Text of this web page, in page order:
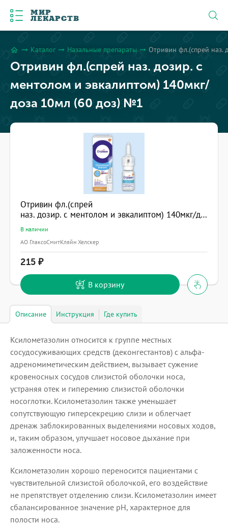
МИР
ЛЕКАРСТВ
home arrow_right_alt Каталог arrow_right_alt Назальные препараты arrow_right_alt Отривин фл.(спрей наз.
Отривин фл.(спрей наз. дозир. с
ментолом и эвкалиптом) 140мкг/
доза 10мл (60 доз) №1
Отривин фл.(спрей
наз. дозир. с ментолом и эвкалиптом) 140мкг/доза 10мл (60 доз) №1
В наличии
АО ГлаксоСмитКляйн Хелскер
215
В корзину
Описание Инструкция Где купить
Ксилометазолин относится к группе местных
сосудосуживающих средств (деконгестантов) с альфа-
адреномиметическим действием, вызывает сужение
кровеносных сосудов слизистой оболочки носа,
устраняя отек и гиперемию слизистой оболочки
носоглотки. Ксилометазолин также уменьшает
сопутствующую гиперсекрецию слизи и облегчает
дренаж заблокированных выделениями носовых ходов,
и, таким образом, улучшает носовое дыхание при
заложенности носа.
Ксилометазолин хорошо переносится пациентами с
чувствительной слизистой оболочкой, его воздействие
не препятствует отделению слизи. Ксилометазолин имеет
сбалансированное значение рН, характерное для
полости носа.